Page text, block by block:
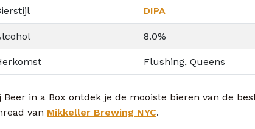
DIPA
8.0%
Flushing, Queens
Beer in a Box ontdek je de mooiste bieren van de
van Mikkeller Brewing NYC.